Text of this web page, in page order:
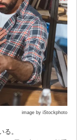
image by iStockphoto
。